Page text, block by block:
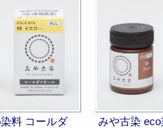
料 コールダ
みや古染